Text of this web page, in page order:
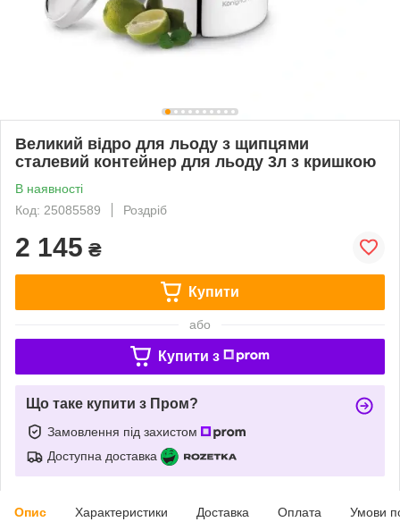
Великий відро для льоду з щипцями
сталевий контейнер для льоду 3л з кришкою
В наявності
Код: 25085589
Роздріб
2 145 ₴
Купити
або
Купити з
Що таке купити з Пром?
Замовлення під захистом
Доступна доставка
Опис Характеристики Доставка Оплата Умови